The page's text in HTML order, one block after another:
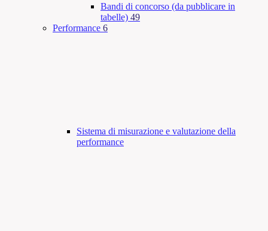
Bandi di concorso (da pubblicare in
tabelle) 49
Performance 6
Sistema di misurazione e valutazione della
performance